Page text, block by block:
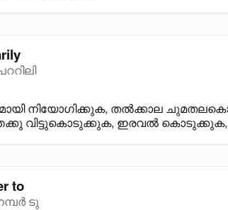
നിയോഗിക്കുക, തൽക്കാല
വിട്ടുകൊടുക്കുക, ഇരവൽ കൊടുക്കുക,
to
ടു